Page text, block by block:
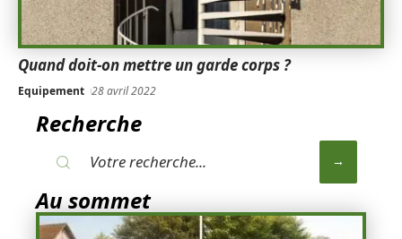
Quand doit-on mettre un garde corps ?
Equipement 28 avril 2022
Recherche
Au sommet